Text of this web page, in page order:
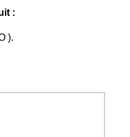
:
).